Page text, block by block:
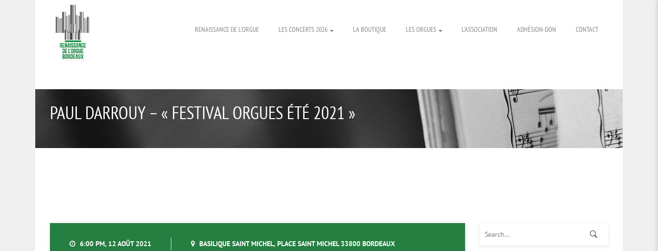
RENAISSANCE DE L’ORGUE LES CONCERTS 2026 LA BOUTIQUE LES ORGUES L’ASSOCIATION ADHÉSION-DON CONTACT
PAUL DARROUY – « FESTIVAL ORGUES ÉTÉ 2021 »
6:00 PM, 12 AOÛT 2021 BASILIQUE SAINT MICHEL, PLACE SAINT MICHEL 33800 BORDEAUX